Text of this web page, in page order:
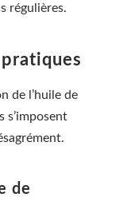
régulières.
de l’huile de
s’imposent
de